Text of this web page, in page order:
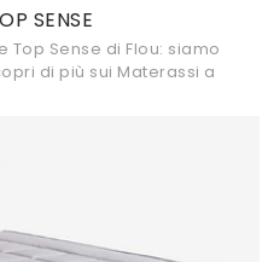
SENSE
Sense di Flou: siamo
di più sui Materassi a